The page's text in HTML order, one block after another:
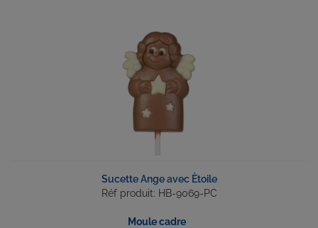
Sucette Ange avec Ètoile
Réf produit: HB-9069-PC
Moule cadre